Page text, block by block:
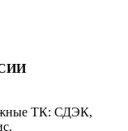
ТК: СДЭК,